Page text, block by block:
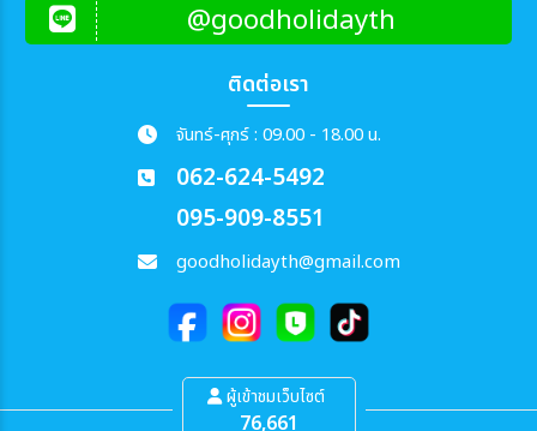
@goodholidayth
ติดต่อเรา
จันทร์-ศุกร์ : 09.00 - 18.00 น.
062-624-5492
095-909-8551
goodholidayth@gmail.com
ผู้เข้าชมเว็บไซต์
76,661